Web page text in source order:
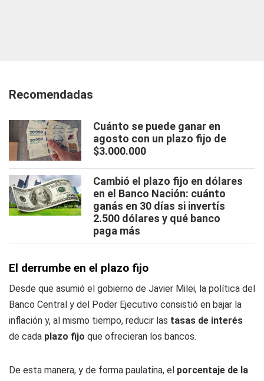
Recomendadas
Cuánto se puede ganar en
agosto con un plazo fijo de
$3.000.000
Cambió el plazo fijo en dólares
en el Banco Nación: cuánto
ganás en 30 días si invertís
2.500 dólares y qué banco
paga más
El derrumbe en el plazo fijo
Desde que asumió el gobierno de Javier Milei, la política del
Banco Central y del Poder Ejecutivo consistió en bajar la
inflación y, al mismo tiempo, reducir las tasas de interés
de cada plazo fijo que ofrecieran los bancos.
De esta manera, y de forma paulatina, el porcentaje de la